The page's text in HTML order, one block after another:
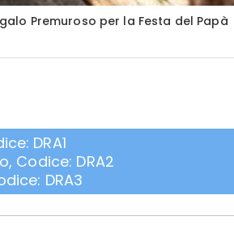
Premuroso per la Festa del Papà
DRA1
Codice: DRA2
DRA3